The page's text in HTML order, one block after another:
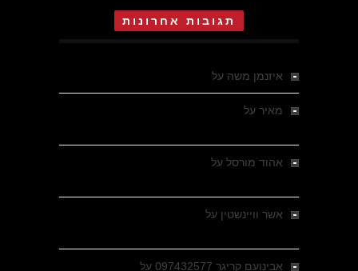
תגובות אחרונות
איזנמן משה על
מאיר על
אהוד מורסל על
אשר וויינשטין על
אבינועם קריגר 097432577 על